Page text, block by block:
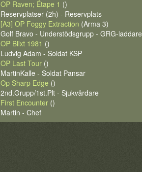
OP Raven; Étape 1 ()
Reservplatser (2h) - Reservplats
[A3] OP Foggy Extraction (Arma 3)
Golf Bravo - Understödsgrupp - GRG-laddare
OP Blixt 1981 ()
Ludvig Adam - Soldat KSP
OP Last Tour ()
MartinKalle - Soldat Pansar
Op Sharp Edge ()
2nd.Grupp/1st.Plt - Sjukvårdare
First Encounter ()
Martin - Chef